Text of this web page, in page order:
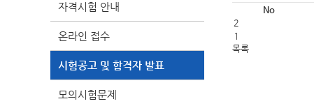
자격시험 안내
온라인 접수
시험공고 및 합격자 발표
모의시험문제
No
2
1
목록